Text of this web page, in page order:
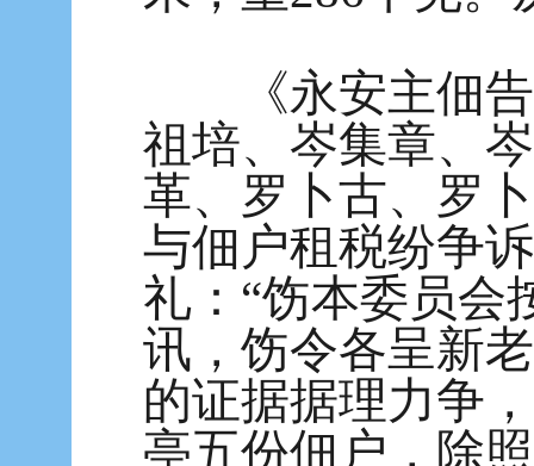
《永安主佃告
祖培、岑集章、
革、罗卜古、罗
与佃户租税纷争
礼：“饬本委员会
讯，饬令各呈新
的证据据理力争
亭五份佃户，除